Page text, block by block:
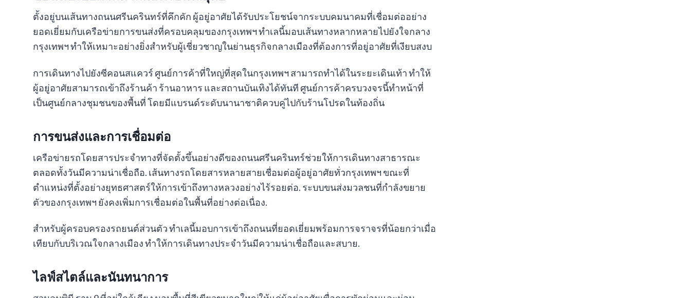
ตั้งอยู่บนเส้นทางถนนศรีนครินทร์ที่คึกคัก ผู้อยู่อาศัยได้รับประโยชน์จากระบบคมนาคมที่เชื่อมต่ออย่าง
ยอดเยี่ยมกับเครือข่ายการขนส่งที่ครอบคลุมของกรุงเทพฯ ทำเลนี้มอบเส้นทางหลากหลายไปยังใจกลาง
กรุงเทพฯ ทำให้เหมาะอย่างยิ่งสำหรับผู้เชี่ยวชาญในย่านธุรกิจกลางเมืองที่ต้องการที่อยู่อาศัยที่เงียบสงบ
การเดินทางไปยังซีคอนสแควร์ ศูนย์การค้าที่ใหญ่ที่สุดในกรุงเทพฯ สามารถทำได้ในระยะเดินเท้า ทำให้
ผู้อยู่อาศัยสามารถเข้าถึงร้านค้า ร้านอาหาร และสถานบันเทิงได้ทันที ศูนย์การค้าครบวงจรนี้ทำหน้าที่
เป็นศูนย์กลางชุมชนของพื้นที่ โดยมีแบรนด์ระดับนานาชาติควบคู่ไปกับร้านโปรดในท้องถิ่น
การขนส่งและการเชื่อมต่อ
เครือข่ายรถโดยสารประจำทางที่จัดตั้งขึ้นอย่างดีของถนนศรีนครินทร์ช่วยให้การเดินทางสาธารณะ
ตลอดทั้งวันมีความน่าเชื่อถือ. เส้นทางรถโดยสารหลายสายเชื่อมต่อผู้อยู่อาศัยทั่วกรุงเทพฯ ขณะที่
ตำแหน่งที่ตั้งอย่างยุทธศาสตร์ให้การเข้าถึงทางหลวงอย่างไร้รอยต่อ. ระบบขนส่งมวลชนที่กำลังขยาย
ตัวของกรุงเทพฯ ยังคงเพิ่มการเชื่อมต่อในพื้นที่อย่างต่อเนื่อง.
สำหรับผู้ครอบครองรถยนต์ส่วนตัว ทำเลนี้มอบการเข้าถึงถนนที่ยอดเยี่ยมพร้อมการจราจรที่น้อยกว่าเมื่อ
เทียบกับบริเวณใจกลางเมือง ทำให้การเดินทางประจำวันมีความน่าเชื่อถือและสบาย.
ไลฟ์สไตล์และนันทนาการ